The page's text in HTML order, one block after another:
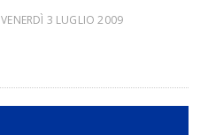
VENERDÌ 3 LUGLIO 2009